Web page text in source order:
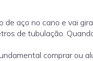
de aço no cano e vai
de tubulação.
comprar ou